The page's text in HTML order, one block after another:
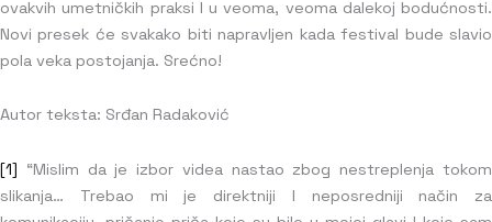
ovakvih umetničkih praksi I u veoma, veoma dalekoj bodućnosti.
Novi presek će svakako biti napravljen kada festival bude slavio
pola veka postojanja. Srećno!
Autor teksta: Srđan Radaković
[1] “Mislim da je izbor videa nastao zbog nestreplenja tokom
slikanja… Trebao mi je direktniji I neposredniji način za